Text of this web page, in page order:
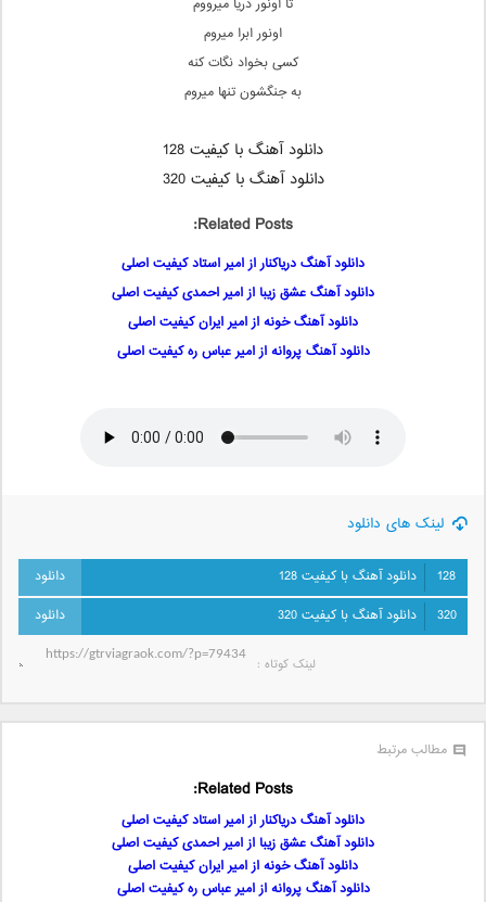
تا اونور دریا میرووم
اونور ابرا میروم
کسی بخواد نگات کنه
به جنگشون تنها میروم
دانلود آهنگ با کیفیت 128
دانلود آهنگ با کیفیت 320
Related Posts:
دانلود آهنگ دریاکنار از امیر استاد کیفیت اصلی
دانلود آهنگ عشق زیبا از امیر احمدی کیفیت اصلی
دانلود آهنگ خونه از امیر ایران کیفیت اصلی
دانلود آهنگ پروانه از امیر عباس ره کیفیت اصلی
لینک های دانلود
128
دانلود آهنگ با کیفیت 128
320
دانلود آهنگ با کیفیت 320
لینک کوتاه‌ :
مطالب مرتبط
Related Posts:
دانلود آهنگ دریاکنار از امیر استاد کیفیت اصلی
دانلود آهنگ عشق زیبا از امیر احمدی کیفیت اصلی
دانلود آهنگ خونه از امیر ایران کیفیت اصلی
دانلود آهنگ پروانه از امیر عباس ره کیفیت اصلی